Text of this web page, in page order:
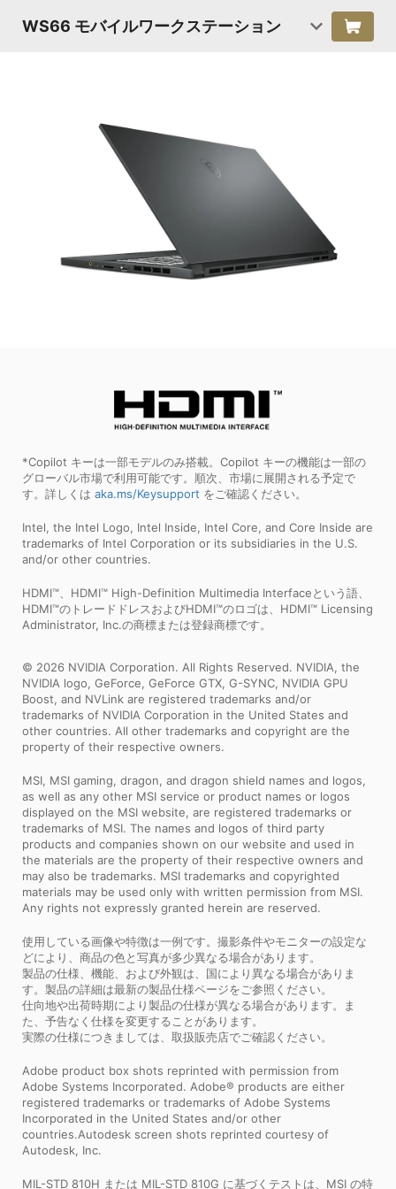
WS66 モバイルワークステーション
*Copilot キーは一部モデルのみ搭載。Copilot キーの機能は一部の
グローバル市場で利用可能です。順次、市場に展開される予定で
す。詳しくは aka.ms/Keysupport をご確認ください。
Intel, the Intel Logo, Intel Inside, Intel Core, and Core Inside are
trademarks of Intel Corporation or its subsidiaries in the U.S.
and/or other countries.
HDMI™、HDMI™ High-Definition Multimedia Interfaceという語、
HDMI™のトレードドレスおよびHDMI™のロゴは、HDMI™ Licensing
Administrator, Inc.の商標または登録商標です。
© 2026 NVIDIA Corporation. All Rights Reserved. NVIDIA, the
NVIDIA logo, GeForce, GeForce GTX, G-SYNC, NVIDIA GPU
Boost, and NVLink are registered trademarks and/or
trademarks of NVIDIA Corporation in the United States and
other countries. All other trademarks and copyright are the
property of their respective owners.
MSI, MSI gaming, dragon, and dragon shield names and logos,
as well as any other MSI service or product names or logos
displayed on the MSI website, are registered trademarks or
trademarks of MSI. The names and logos of third party
products and companies shown on our website and used in
the materials are the property of their respective owners and
may also be trademarks. MSI trademarks and copyrighted
materials may be used only with written permission from MSI.
Any rights not expressly granted herein are reserved.
使用している画像や特徴は一例です。撮影条件やモニターの設定な
どにより、商品の色と写真が多少異なる場合があります。
製品の仕様、機能、および外観は、国により異なる場合がありま
す。製品の詳細は最新の製品仕様ページをご参照ください。
仕向地や出荷時期により製品の仕様が異なる場合があります。ま
た、予告なく仕様を変更することがあります。
実際の仕様につきましては、取扱販売店でご確認ください。
Adobe product box shots reprinted with permission from
Adobe Systems Incorporated. Adobe® products are either
registered trademarks or trademarks of Adobe Systems
Incorporated in the United States and/or other
countries.Autodesk screen shots reprinted courtesy of
Autodesk, Inc.
MIL-STD 810H または MIL-STD 810G に基づくテストは、MSI の特